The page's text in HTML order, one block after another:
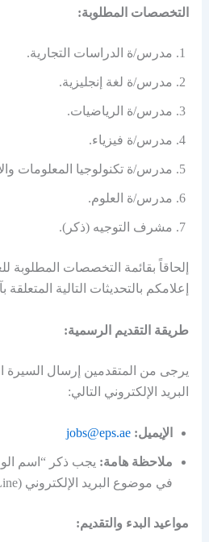
التخصصات المطلوبة:
مدرس/ة الدراسات التجارية.
مدرس/ة لغة إنجليزية.
مدرس/ة الرياضيات.
مدرس/ة فيزياء.
مدرس/ة تكنولوجيا المعلومات
مدرس/ة العلوم.
مشرف التوجيه (ذكر).
إلحاقاً بقائمة التخصصات المطلوبة
إعلامكم بالتحديثات التالية المتعلقة
طريقة التقديم الرسمية:
يرجى من المتقدمين إرسال السيرة
البريد الإلكتروني التالي:
الإيميل: jobs@eps.ae
ملاحظة هامة: يجب ذكر “اسم
في موضوع البريد الإلكتروني (Subject Line).
مواعيد البدء والتقديم: